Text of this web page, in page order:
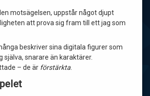
motsägelsen, uppstår något djupt
att prova sig fram till ett jag som
beskriver sina digitala figurer som
själva, snarare än karaktärer.
– de är förstärkta